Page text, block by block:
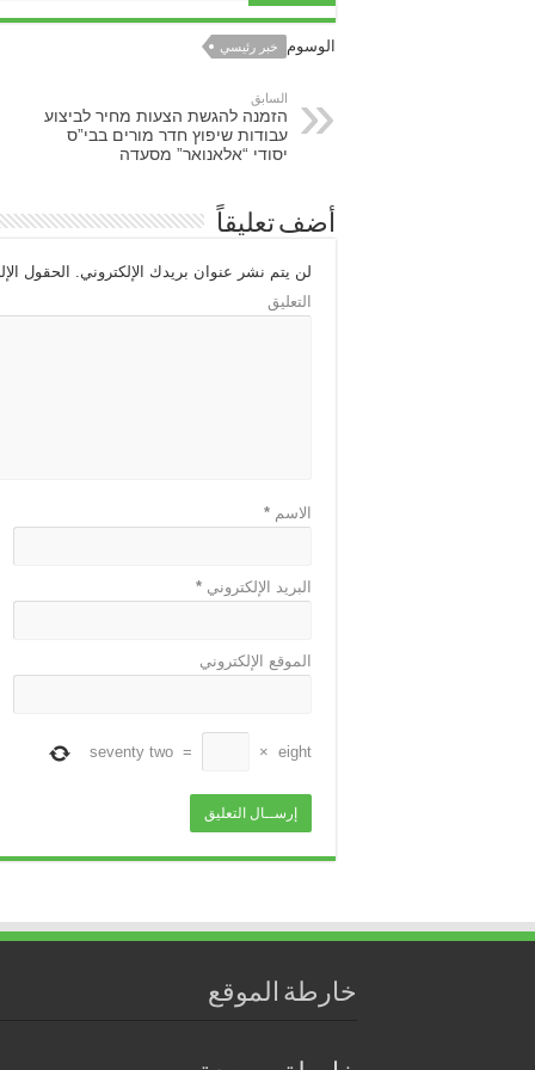
الوسوم خبر رئيسي
السابق
הזמנה להגשת הצעות מחיר לביצוע
עבודות שיפוץ חדר מורים בבי”ס
יסודי “אלאנואר” מסעדה
أضف تعليقاً
لن يتم نشر عنوان بريدك الإلكتروني. الحقول
التعليق
الاسم *
البريد الإلكتروني *
الموقع الإلكتروني
eight
×
=
seventy two
خارطة الموقع